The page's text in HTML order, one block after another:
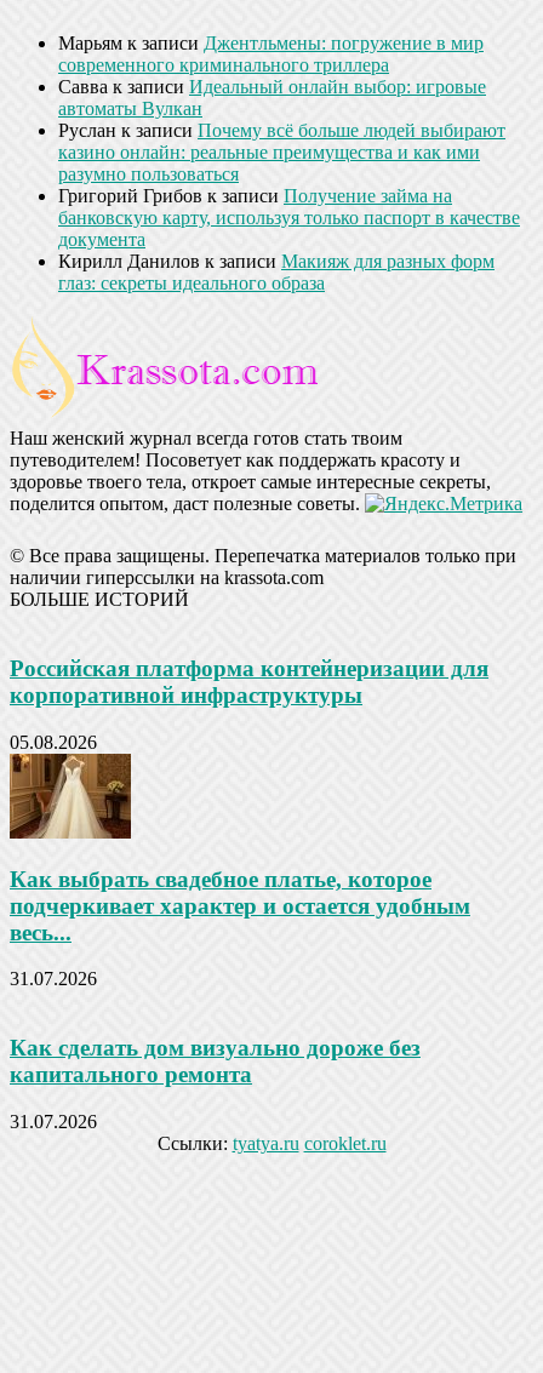
Марьям к записи Джентльмены: погружение в мир
современного криминального триллера
Савва к записи Идеальный онлайн выбор: игровые
автоматы Вулкан
Руслан к записи Почему всё больше людей выбирают
казино онлайн: реальные преимущества и как ими
разумно пользоваться
Григорий Грибов к записи Получение займа на
банковскую карту, используя только паспорт в качестве
документа
Кирилл Данилов к записи Макияж для разных форм
глаз: секреты идеального образа
Наш женский журнал всегда готов стать твоим
путеводителем! Посоветует как поддержать красоту и
здоровье твоего тела, откроет самые интересные секреты,
поделится опытом, даст полезные советы.
© Все права защищены. Перепечатка материалов только при
наличии гиперссылки на krassota.com
БОЛЬШЕ ИСТОРИЙ
Российская платформа контейнеризации для
корпоративной инфраструктуры
05.08.2026
Как выбрать свадебное платье, которое
подчеркивает характер и остается удобным
весь...
31.07.2026
Как сделать дом визуально дороже без
капитального ремонта
31.07.2026
Ссылки: tyatya.ru coroklet.ru